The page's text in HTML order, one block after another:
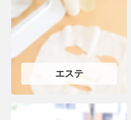
エステ